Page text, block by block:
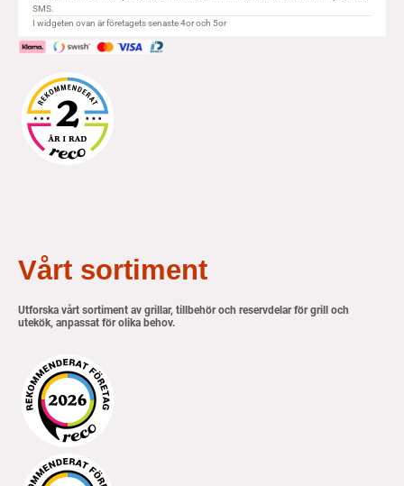
Vårt sortiment
Utforska vårt sortiment av grillar, tillbehör och reservdelar för grill och
utekök, anpassat för olika behov.